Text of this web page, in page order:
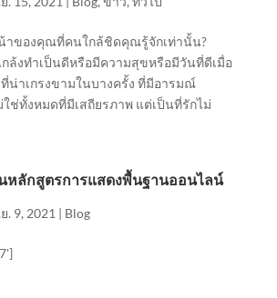
าของคุณที่คนใกล้ชิดคุณรู้จักเท่านั้น?
ล้งทําเป็นดีหรือมีความสุขหรือมีวันที่ดีเมื่อ
น่าเกรงขามในบางครั้ง ที่มีอารมณ์
ช่ทั้งหมดที่มีเสถียรภาพ แต่เป็นที่รักไม่
นหลักสูตรการแสดงพื้นฐานออนไลน์
. 9, 2021 | Blog